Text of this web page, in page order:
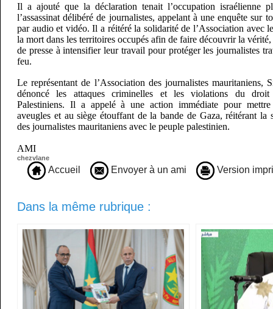
Il a ajouté que la déclaration tenait l’occupation israélienne
l’assassinat délibéré de journalistes, appelant à une enquête sur
par audio et vidéo. Il a réitéré la solidarité de l’Association avec
la mort dans les territoires occupés afin de faire découvrir la
de presse à intensifier leur travail pour protéger les journalistes
feu.
Le représentant de l’Association des journalistes mauritaniens,
dénoncé les attaques criminelles et les violations du droit
Palestiniens. Il a appelé à une action immédiate pour
aveugles et au siège étouffant de la bande de Gaza, réitérant la
des journalistes mauritaniens avec le peuple palestinien.
AMI
chezvlane
Accueil Envoyer à un ami Version
Dans la même rubrique :